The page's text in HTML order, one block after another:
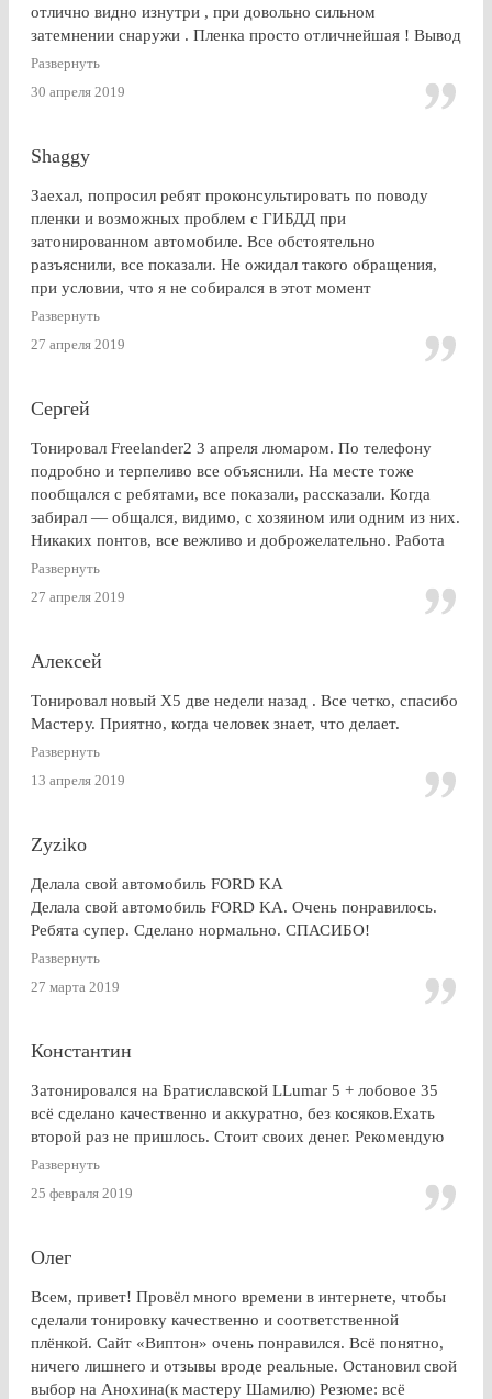
отлично видно изнутри , при довольно сильном
затемнении снаружи . Пленка просто отличнейшая ! Вывод
: Очень доволен . Буду советовать эту контору друзьям и
Развернуть
30 апреля 2019
Shaggy
Заехал, попросил ребят проконсультировать по поводу
пленки и возможных проблем с ГИБДД при
затонированном автомобиле. Все обстоятельно
разъяснили, все показали. Не ожидал такого обращения,
при условии, что я не собирался в этот момент
тонироваться. для сравнения заехал на Оставшковское
дешевле. в очередной раз убедился (хорошо, что не на
решил, что буду тонироваться
Развернуть
27 апреля 2019
Сергей
Тонировал Freelander2 3 апреля люмаром. По телефону
подробно и терпеливо все объяснили. На месте тоже
пообщался с ребятами, все показали, рассказали. Когда
забирал — общался, видимо, с хозяином или одним из них.
Никаких понтов, все вежливо и доброжелательно. Работа
сделана очень качественно, пленка лежит до самой кромки
стекла (есть, правда, неравномерность на разных стеклах,
но это я уже придираюсь). По сравнению с другими
посоветоваться обращаться к этим ребятам? Однозначно,
Развернуть
27 апреля 2019
Алексей
Тонировал новый Х5 две недели назад . Все четко, спасибо
Мастеру. Приятно, когда человек знает, что делает.
Развернуть
13 апреля 2019
Zyziko
Делала свой автомобиль FORD KA
Делала свой автомобиль FORD KA. Очень понравилось.
Ребята супер. Сделано нормально. СПАСИБО!
Развернуть
27 марта 2019
Константин
Затонировался на Братиславской LLumar 5 + лобовое 35
всё сделано качественно и аккуратно, без косяков.Ехать
второй раз не пришлось. Стоит своих денег. Рекомендую
Развернуть
25 февраля 2019
Олег
Всем, привет! Провёл много времени в интернете, чтобы
сделали тонировку качественно и соответственной
плёнкой. Сайт «Виптон» очень понравился. Всё понятно,
ничего лишнего и отзывы вроде реальные. Остановил свой
выбор на Анохина(к мастеру Шамилю) Резюме: всё